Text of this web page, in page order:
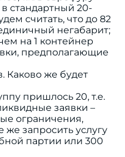
стандартный 20-
считать, что до 82
негабарит;
на 1 контейнер
предполагающие
Каково же будет
пришлось 20, т.е.
заявки –
ограничения,
запросить услугу
партии или 300